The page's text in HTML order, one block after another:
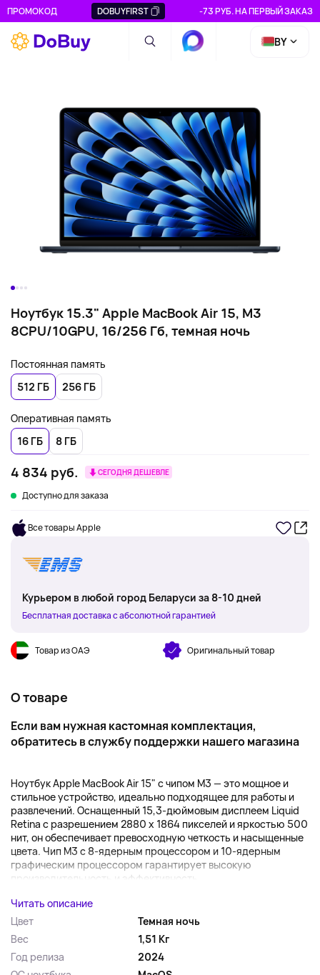
ПРОМОКОД DOBUYFIRST -73 РУБ. НА ПЕРВЫЙ ЗАКАЗ
BY
Ноутбук 15.3" Apple MacBook Air 15, M3
8CPU/10GPU, 16/256 Гб, темная ночь
Постоянная память
512 ГБ
256 ГБ
Оперативная память
16 ГБ
8 ГБ
4 834 руб. СЕГОДНЯ ДЕШЕВЛЕ
Доступно для заказа
Все товары Apple
Курьером в любой город Беларуси за 8-10 дней
Бесплатная доставка с абсолютной гарантией
Товар из ОАЭ Оригинальный товар
О товаре
Если вам нужная кастомная комплектация,
обратитесьв службу поддержки нашего магазина
Ноутбук Apple MacBook Air 15" с чипом M3 — это мощное и
стильное устройство, идеально подходящее для работы и
развлечений. Оснащенный 15,3-дюймовым дисплеем Liquid
Retina с разрешением 2880 x 1864 пикселей и яркостью 500
нит, он обеспечивает превосходную четкость и насыщенные
цвета. Чип M3 с 8-ядерным процессором и 10-ядерным
графическим процессором гарантирует высокую
производительность и эффективность,...
Читать описание
Цвет
Темная ночь
Вес
1,51 Кг
Год релиза
2024